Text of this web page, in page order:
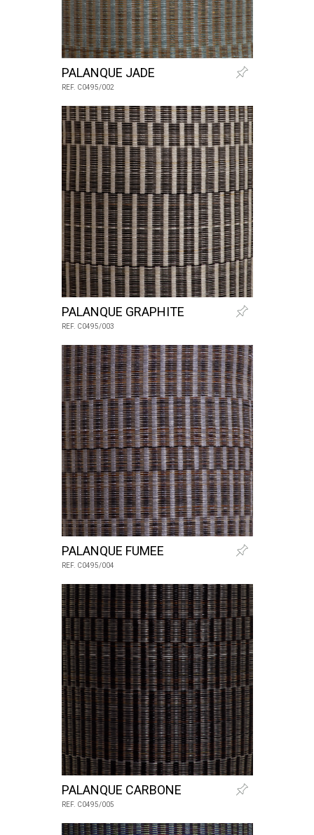
PALANQUE JADE
REF. C0495/002
PALANQUE GRAPHITE
REF. C0495/003
PALANQUE FUMEE
REF. C0495/004
PALANQUE CARBONE
REF. C0495/005